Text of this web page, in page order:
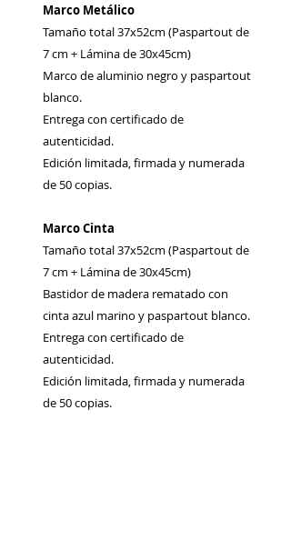
Marco Metálico
Tamaño total 37x52cm (Paspartout de
7 cm + Lámina de 30x45cm)
Marco de aluminio negro y paspartout
blanco.
Entrega con certificado de
autenticidad.
Edición limitada, firmada y numerada
de 50 copias.
Marco Cinta
Tamaño total 37x52cm (Paspartout de
7 cm + Lámina de 30x45cm)
Bastidor de madera rematado con
cinta azul marino y paspartout blanco.
Entrega con certificado de
autenticidad.
Edición limitada, firmada y numerada
de 50 copias.